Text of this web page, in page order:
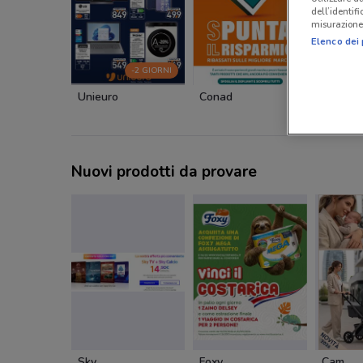
-2 GIORNI
Unieuro Conad
Nuovi prodotti da provare
Elenco dei